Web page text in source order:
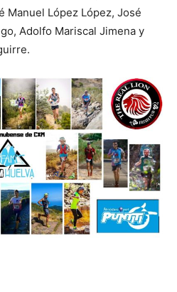
Manuel López López, José
Adolfo Mariscal Jimena y